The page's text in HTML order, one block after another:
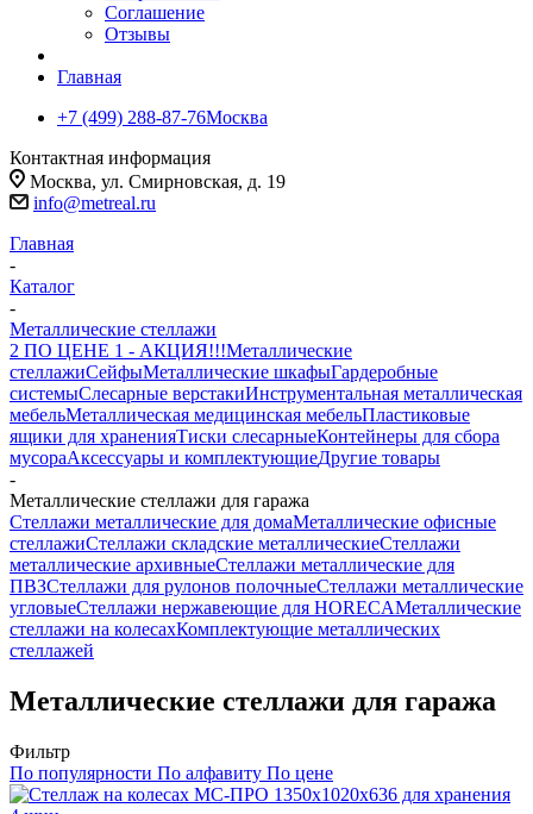
Соглашение
Отзывы
Главная
+7 (499) 288-87-76Москва
Контактная информация
Москва, ул. Смирновская, д. 19
info@metreal.ru
Главная
-
Каталог
-
Металлические стеллажи
2 ПО ЦЕНЕ 1 - АКЦИЯ!!!Металлические
стеллажиСейфыМеталлические шкафыГардеробные
системыСлесарные верстакиИнструментальная металлическая
мебельМеталлическая медицинская мебельПластиковые
ящики для храненияТиски слесарныеКонтейнеры для сбора
мусораАксессуары и комплектующиеДругие товары
-
Металлические стеллажи для гаража
Стеллажи металлические для домаМеталлические офисные
стеллажиСтеллажи складские металлическиеСтеллажи
металлические архивныеСтеллажи металлические для
ПВЗСтеллажи для рулонов полочныеСтеллажи металлические
угловыеСтеллажи нержавеющие для HORECAМеталлические
стеллажи на колесахКомплектующие металлических
стеллажей
Металлические стеллажи для гаража
Фильтр
По популярности По алфавиту По цене